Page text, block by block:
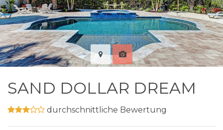
SAND DOLLAR DREAM
durchschnittliche Bewertung